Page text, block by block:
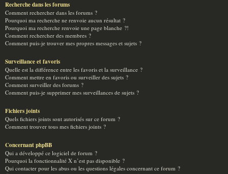
Recherche dans les forums
Comment rechercher dans les forums ?
Pourquoi ma recherche ne renvoie aucun résultat ?
Pourquoi ma recherche renvoie une page blanche ?!
Comment rechercher des membres ?
Comment puis-je trouver mes propres messages et sujets ?
Surveillance et favoris
Quelle est la différence entre les favoris et la surveillance ?
Comment mettre en favoris ou surveiller des sujets ?
Comment surveiller des forums ?
Comment puis-je supprimer mes surveillances de sujets ?
Fichiers joints
Quels fichiers joints sont autorisés sur ce forum ?
Comment trouver tous mes fichiers joints ?
Concernant phpBB
Qui a développé ce logiciel de forum ?
Pourquoi la fonctionnalité X n’est pas disponible ?
Qui contacter pour les abus ou les questions légales concernant ce forum ?